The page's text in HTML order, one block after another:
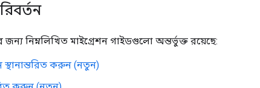
নিম্নলিখিত মাইগ্রেশন গাইডগুলো অন্তর্ভুক্ত রয়েছে:
স্থানান্তরিত করুন (নতুন)